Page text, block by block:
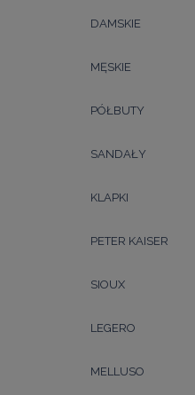
DAMSKIE
MĘSKIE
PÓŁBUTY
SANDAŁY
KLAPKI
PETER KAISER
SIOUX
LEGERO
MELLUSO